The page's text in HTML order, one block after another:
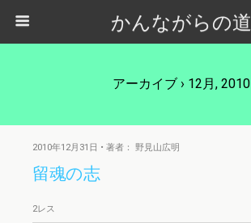
かんながらの道
アーカイブ › 12月, 2010
2010年12月31日 • 著者： 野見山広明
留魂の志
2レス